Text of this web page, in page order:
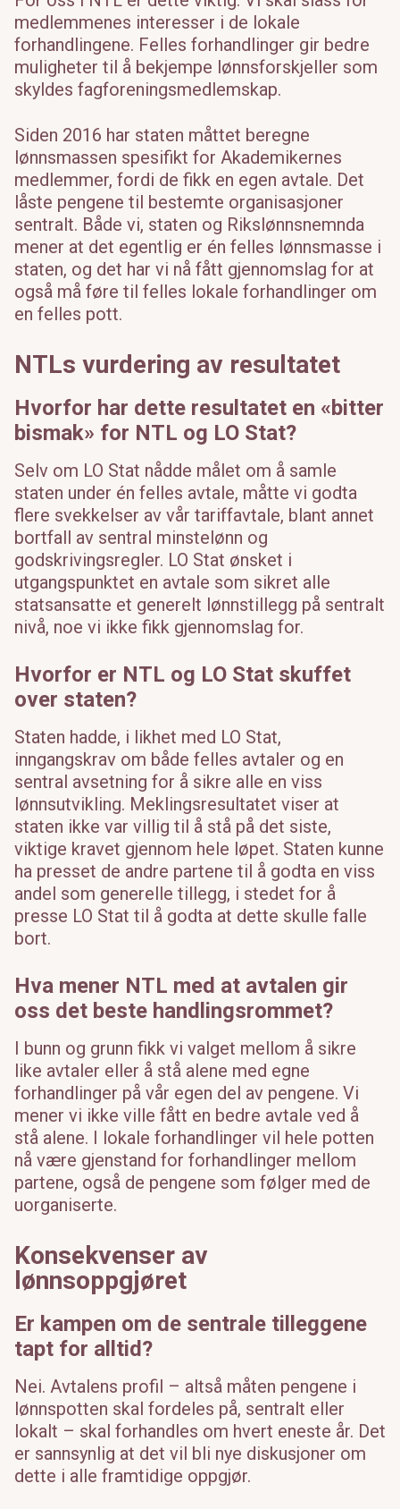
medlemmenes interesser i de lokale
forhandlingene. Felles forhandlinger gir bedre
muligheter til å bekjempe lønnsforskjeller som
skyldes fagforeningsmedlemskap.
Siden 2016 har staten måttet beregne
lønnsmassen spesifikt for Akademikernes
medlemmer, fordi de fikk en egen avtale. Det
låste pengene til bestemte organisasjoner
sentralt. Både vi, staten og Rikslønnsnemnda
mener at det egentlig er én felles lønnsmasse i
staten, og det har vi nå fått gjennomslag for at
også må føre til felles lokale forhandlinger om
en felles pott.
NTLs vurdering av resultatet
Hvorfor har dette resultatet en «bitter
bismak» for NTL og LO Stat?
Selv om LO Stat nådde målet om å samle
staten under én felles avtale, måtte vi godta
flere svekkelser av vår tariffavtale, blant annet
bortfall av sentral minstelønn og
godskrivingsregler. LO Stat ønsket i
utgangspunktet en avtale som sikret alle
statsansatte et generelt lønnstillegg på sentralt
nivå, noe vi ikke fikk gjennomslag for.
Hvorfor er NTL og LO Stat skuffet
over staten?
Staten hadde, i likhet med LO Stat,
inngangskrav om både felles avtaler og en
sentral avsetning for å sikre alle en viss
lønnsutvikling. Meklingsresultatet viser at
staten ikke var villig til å stå på det siste,
viktige kravet gjennom hele løpet. Staten kunne
ha presset de andre partene til å godta en viss
andel som generelle tillegg, i stedet for å
presse LO Stat til å godta at dette skulle falle
bort.
Hva mener NTL med at avtalen gir
oss det beste handlingsrommet?
I bunn og grunn fikk vi valget mellom å sikre
like avtaler eller å stå alene med egne
forhandlinger på vår egen del av pengene. Vi
mener vi ikke ville fått en bedre avtale ved å
stå alene. I lokale forhandlinger vil hele potten
nå være gjenstand for forhandlinger mellom
partene, også de pengene som følger med de
uorganiserte.
Konsekvenser av
lønnsoppgjøret
Er kampen om de sentrale tilleggene
tapt for alltid?
Nei. Avtalens profil – altså måten pengene i
lønnspotten skal fordeles på, sentralt eller
lokalt – skal forhandles om hvert eneste år. Det
er sannsynlig at det vil bli nye diskusjoner om
dette i alle framtidige oppgjør.